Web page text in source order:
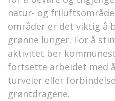
natur- og
områder er det viktig å
grønne lunger. For å
aktivitet ber
fortsette arbeidet med
turveier eller
grøntdragene.